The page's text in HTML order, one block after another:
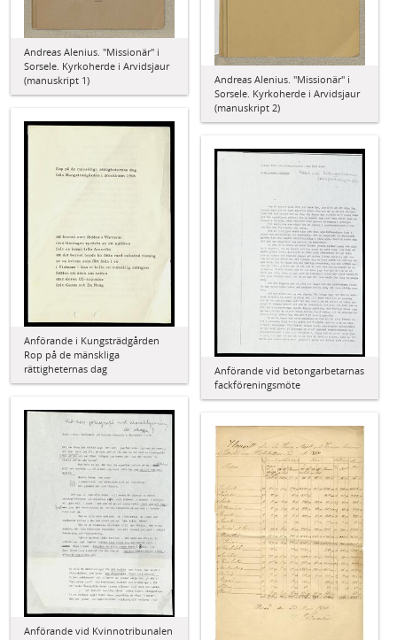
Andreas Alenius. "Missionär" i
Sorsele. Kyrkoherde i Arvidsjaur
(manuskript 1)
Andreas Alenius. "Missionär" i
Sorsele. Kyrkoherde i Arvidsjaur
(manuskript 2)
Anförande i Kungsträdgården
Rop på de mänskliga
rättigheternas dag
Anförande vid betongarbetarnas
fackföreningsmöte
Anförande vid Kvinnotribunalen